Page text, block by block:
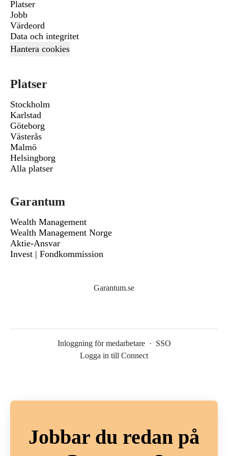
Platser
Jobb
Värdeord
Data och integritet
Hantera cookies
Platser
Stockholm
Karlstad
Göteborg
Västerås
Malmö
Helsingborg
Alla platser
Garantum
Wealth Management
Wealth Management Norge
Aktie-Ansvar
Invest | Fondkommission
Garantum.se
Inloggning för medarbetare · SSO
Logga in till Connect
Jobbar du redan på